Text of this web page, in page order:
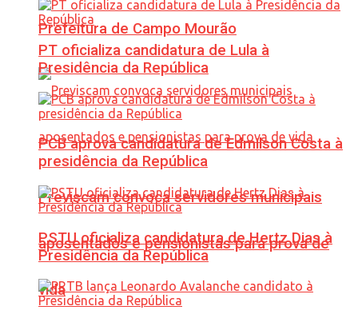
Prefeitura de Campo Mourão
Previscam convoca servidores municipais
aposentados e pensionistas para prova de
vida
PT oficializa candidatura de Lula à
Presidência da República
PCB aprova candidatura de Edmilson Costa à
presidência da República
PSTU oficializa candidatura de Hertz Dias à
Presidência da República